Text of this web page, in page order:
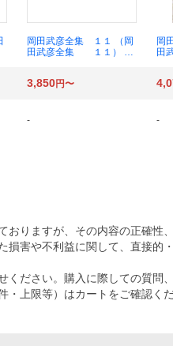
岡田武彦全集 １１ （岡
田武彦全集 １１） 岡
岡
田
3,850円〜
- -
りますが、その内容の正確性
損害や不利益に関して、直接
ください。購入に際しての質問
上限等）はカートをご確認くだ